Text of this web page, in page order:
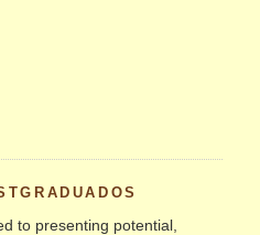
to presenting potential,